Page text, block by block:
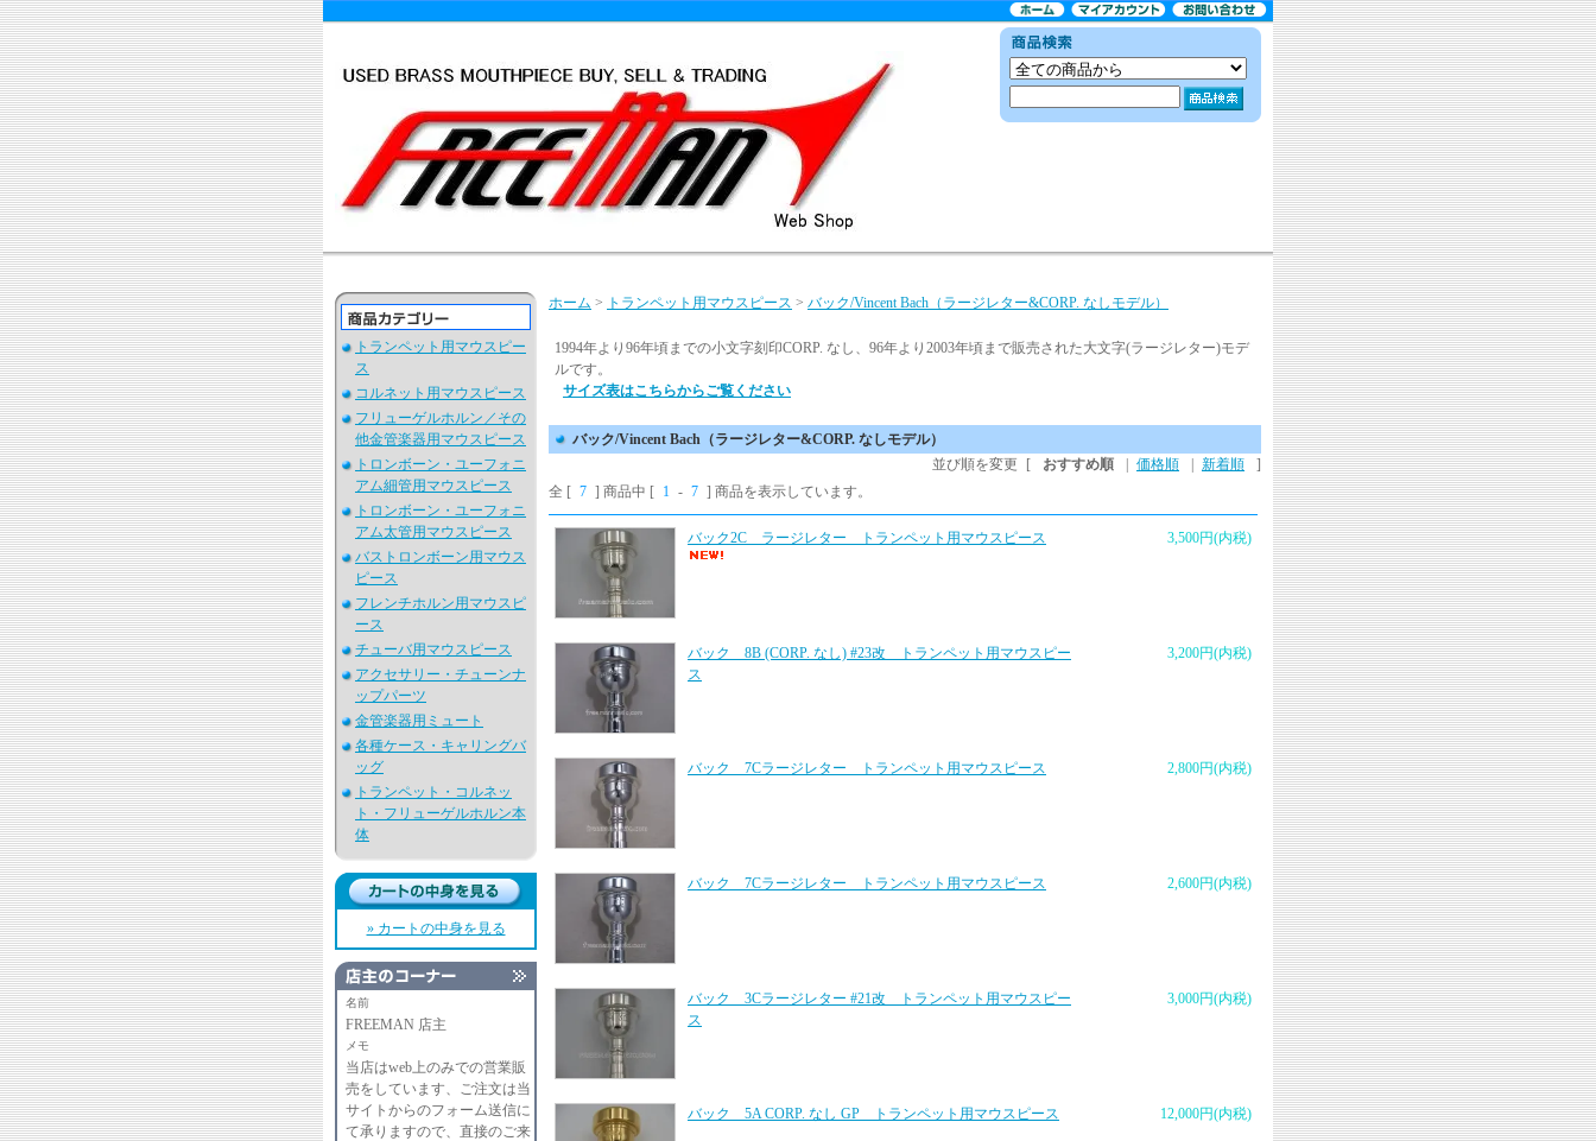
トランペット用マウスピー
ス
コルネット用マウスピース
フリューゲルホルン／その
他金管楽器用マウスピース
トロンボーン・ユーフォニ
アム細管用マウスピース
トロンボーン・ユーフォニ
アム太管用マウスピース
バストロンボーン用マウス
ピース
フレンチホルン用マウスピ
ース
チューバ用マウスピース
アクセサリー・チューンナ
ップパーツ
金管楽器用ミュート
各種ケース・キャリングバ
ッグ
トランペット・コルネッ
ト・フリューゲルホルン本
体
» カートの中身を見る
名前
FREEMAN 店主
メモ
当店はweb上のみでの営業販
売をしています、ご注文は当
サイトからのフォーム送信に
て承りますので、直接のご来
ホーム > トランペット用マウスピース > バック/Vincent Bach（ラージレター&CORP. なしモデル）
1994年より96年頃までの小文字刻印CORP. なし、96年より2003年頃まで販売された大文字(ラージレター)モデ
ルです。
サイズ表はこちらからご覧ください
バック/Vincent Bach（ラージレター&CORP. なしモデル）
並び順を変更
[ おすすめ順 価格順 新着順
]
全 [ 7 ] 商品中 [ 1 - 7 ] 商品を表示しています。
3,500円(内税)
バック2C ラージレター トランペット用マウスピース
3,200円(内税)
バック 8B (CORP. なし) #23改 トランペット用マウスピー
ス
2,800円(内税)
バック 7Cラージレター トランペット用マウスピース
2,600円(内税)
バック 7Cラージレター トランペット用マウスピース
3,000円(内税)
バック 3Cラージレター #21改 トランペット用マウスピー
ス
12,000円(内税)
バック 5A CORP. なし GP トランペット用マウスピース